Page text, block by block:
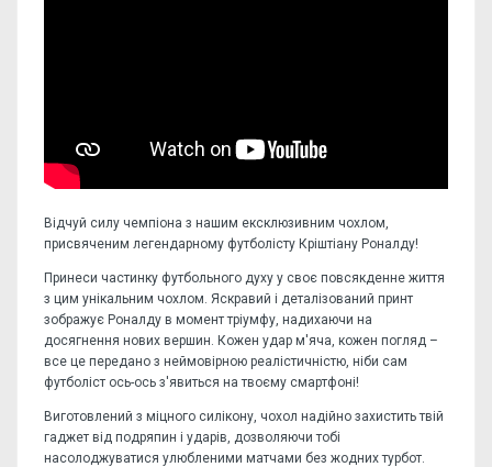
Відчуй силу чемпіона з нашим ексклюзивним чохлом,
присвяченим легендарному футболісту Кріштіану Роналду!
Принеси частинку футбольного духу у своє повсякденне життя
з цим унікальним чохлом. Яскравий і деталізований принт
зображує Роналду в момент тріумфу, надихаючи на
досягнення нових вершин. Кожен удар м'яча, кожен погляд –
все це передано з неймовірною реалістичністю, ніби сам
футболіст ось-ось з'явиться на твоєму смартфоні!
Виготовлений з міцного силікону, чохол надійно захистить твій
гаджет від подряпин і ударів, дозволяючи тобі
насолоджуватися улюбленими матчами без жодних турбот.